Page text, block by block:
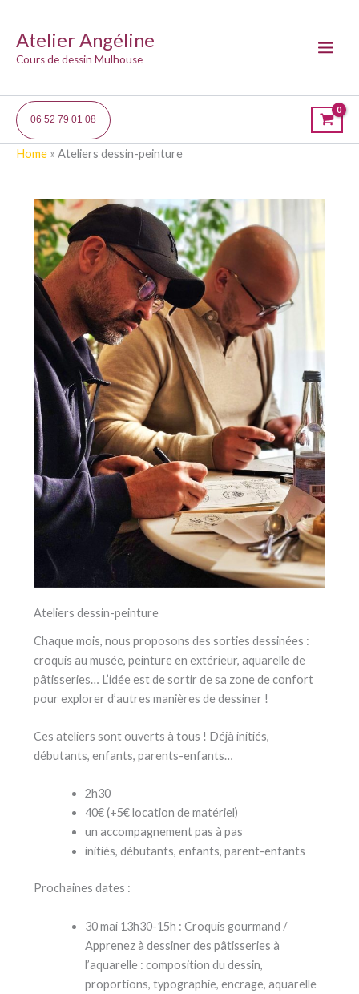
contenu
Atelier Angéline
Cours de dessin Mulhouse
Menu
06 52 79 01 08
Home » Ateliers dessin-peinture
Ateliers dessin-peinture
Chaque mois, nous proposons des sorties dessinées :
croquis au musée, peinture en extérieur, aquarelle de
pâtisseries… L’idée est de sortir de sa zone de confort
pour explorer d’autres manières de dessiner !
Ces ateliers sont ouverts à tous ! Déjà initiés,
débutants, enfants, parents-enfants…
2h30
40€ (+5€ location de matériel)
un accompagnement pas à pas
initiés, débutants, enfants, parent-enfants
Prochaines dates :
30 mai 13h30-15h : Croquis gourmand /
Apprenez à dessiner des pâtisseries à
l’aquarelle : composition du dessin,
proportions, typographie, encrage, aquarelle